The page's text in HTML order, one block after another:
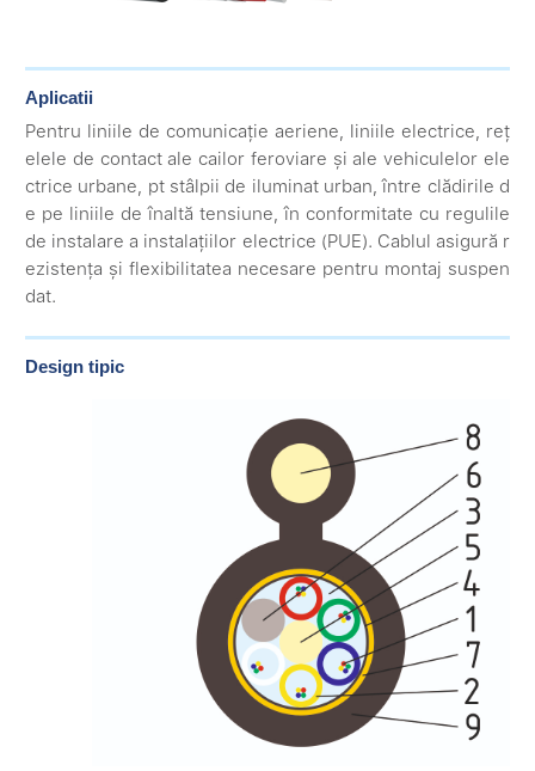
Aplicatii
Pentru liniile de comunicație aeriene, liniile electrice, reț
elele de contact ale cailor feroviare și ale vehiculelor ele
ctrice urbane, pt stâlpii de iluminat urban, între clădirile d
e pe liniile de înaltă tensiune, în conformitate cu regulile
de instalare a instalațiilor electrice (PUE). Cablul asigură r
ezistența și flexibilitatea necesare pentru montaj suspen
dat.
Design tipic